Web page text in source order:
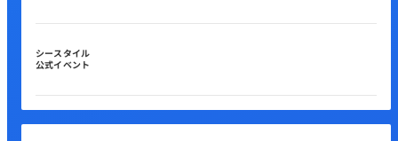
シースタイル
公式イベント